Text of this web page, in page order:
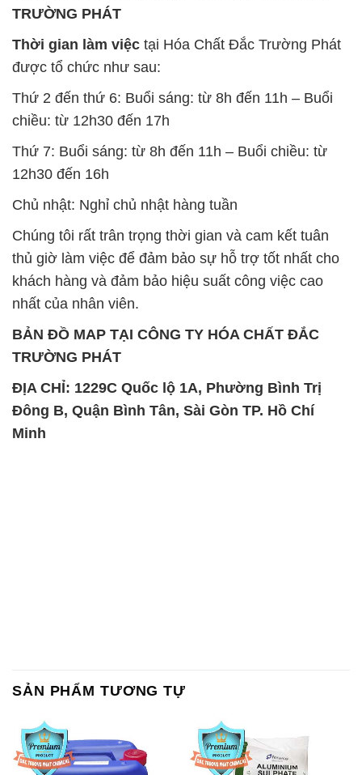
TRƯỜNG PHÁT
Thời gian làm việc tại Hóa Chất Đắc Trường Phát
được tổ chức như sau:
Thứ 2 đến thứ 6: Buổi sáng: từ 8h đến 11h – Buổi
chiều: từ 12h30 đến 17h
Thứ 7: Buổi sáng: từ 8h đến 11h – Buổi chiều: từ
12h30 đến 16h
Chủ nhật: Nghỉ chủ nhật hàng tuần
Chúng tôi rất trân trọng thời gian và cam kết tuân
thủ giờ làm việc để đảm bảo sự hỗ trợ tốt nhất cho
khách hàng và đảm bảo hiệu suất công việc cao
nhất của nhân viên.
BẢN ĐỒ MAP TẠI CÔNG TY HÓA CHẤT ĐẮC
TRƯỜNG PHÁT
ĐỊA CHỈ: 1229C Quốc lộ 1A, Phường Bình Trị
Đông B, Quận Bình Tân, Sài Gòn TP. Hồ Chí
Minh
SẢN PHẨM TƯƠNG TỰ